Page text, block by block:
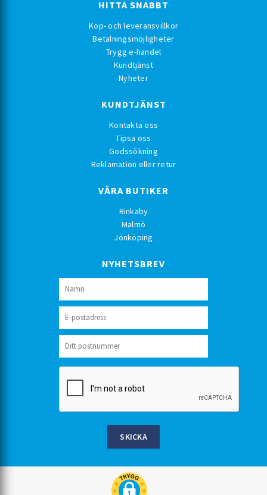
HITTA SNABBT
Köp- och leveransvillkor
Betalningsmöjligheter
Trygg e-handel
Kundtjänst
Nyheter
KUNDTJÄNST
Kontakta oss
Tipsa oss
Godssökning
Reklamation eller retur
VÅRA BUTIKER
Rinkaby
Malmö
Jönköping
NYHETSBREV
SKICKA